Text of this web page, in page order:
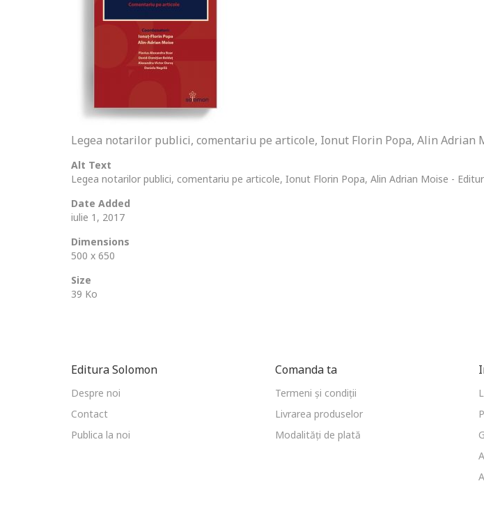
Legea notarilor publici, comentariu pe articole, Ionut Florin Popa, Alin Adrian
Alt Text
Legea notarilor publici, comentariu pe articole, Ionut Florin Popa, Alin Adrian Moise -
Date Added
iulie 1, 2017
Dimensions
500 x 650
Size
39 Ko
Editura Solomon
Despre noi
Contact
Publica la noi
Comanda ta
Termeni și condiții
Livrarea produselor
Modalități de plată